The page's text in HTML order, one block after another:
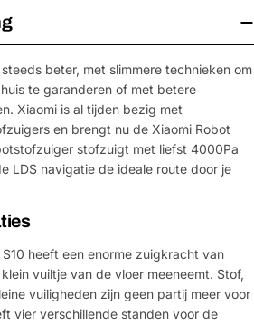
beter, met slimmere technieken om
te garanderen of met betere
Xiaomi is al tijden bezig met
en brengt nu de Xiaomi Robot
stofzuigt met liefst 4000Pa
LDS navigatie de ideale route door je
heeft een enorme zuigkracht van
vuiltje van de vloer meeneemt. Stof,
vuiligheden zijn geen partij meer voor
vier verschillende standen voor de